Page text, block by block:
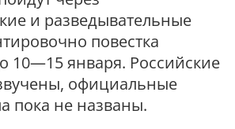
и разведывательные
повестка
10—15 января. Российские
официальные
пока не названы.